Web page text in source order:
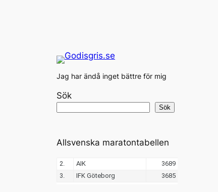
Jag har ändå inget bättre för mig
Sök
Sök
Allsvenska maratontabellen